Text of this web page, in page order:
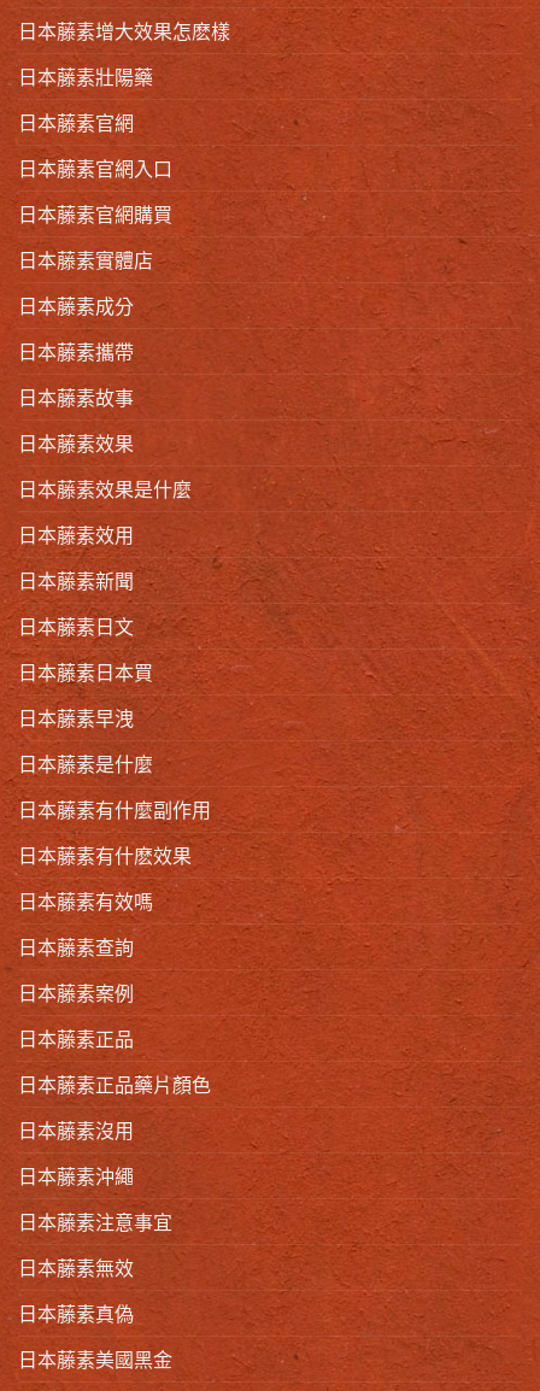
日本藤素增大效果怎麽樣
日本藤素壯陽藥
日本藤素官網
日本藤素官網入口
日本藤素官網購買
日本藤素實體店
日本藤素成分
日本藤素攜帶
日本藤素故事
日本藤素效果
日本藤素效果是什麼
日本藤素效用
日本藤素新聞
日本藤素日文
日本藤素日本買
日本藤素早洩
日本藤素是什麼
日本藤素有什麼副作用
日本藤素有什麽效果
日本藤素有效嗎
日本藤素查詢
日本藤素案例
日本藤素正品
日本藤素正品藥片顏色
日本藤素沒用
日本藤素沖繩
日本藤素注意事宜
日本藤素無效
日本藤素真偽
日本藤素美國黑金